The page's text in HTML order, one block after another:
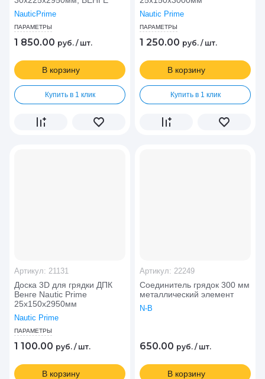
NauticPrime
ПАРАМЕТРЫ
1 850.00 руб. /шт.
В корзину
Купить в 1 клик
Nautic Prime
ПАРАМЕТРЫ
1 250.00 руб. /шт.
В корзину
Купить в 1 клик
Доска 3D для грядки ДПК
Венге Nautic Prime
25х150х2950мм
Nautic Prime
Артикул: 21131
ПАРАМЕТРЫ
1 100.00 руб. /шт.
В корзину
Соединитель грядок 300 мм
металлический элемент
N-B
Артикул: 22249
650.00 руб. /шт.
В корзину